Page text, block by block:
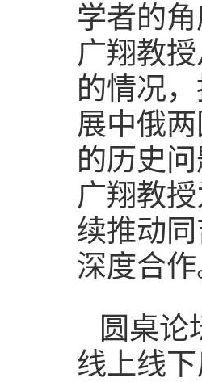
学者的
广翔教
的情况
展中俄
的历史
广翔教
续推动
深度合
圆桌
线上线